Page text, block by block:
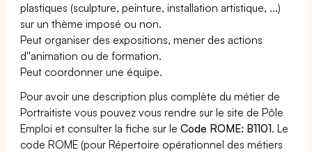
plastiques (sculpture, peinture, installation artistique, ...)
sur un thème imposé ou non.
Peut organiser des expositions, mener des actions
d''animation ou de formation.
Peut coordonner une équipe.
Pour avoir une description plus complète du métier de
Portraitiste vous pouvez vous rendre sur le site de Pôle
Emploi et consulter la fiche sur leCode ROME: B1101. Le
code ROME (pour Répertoire opérationnel des métiers